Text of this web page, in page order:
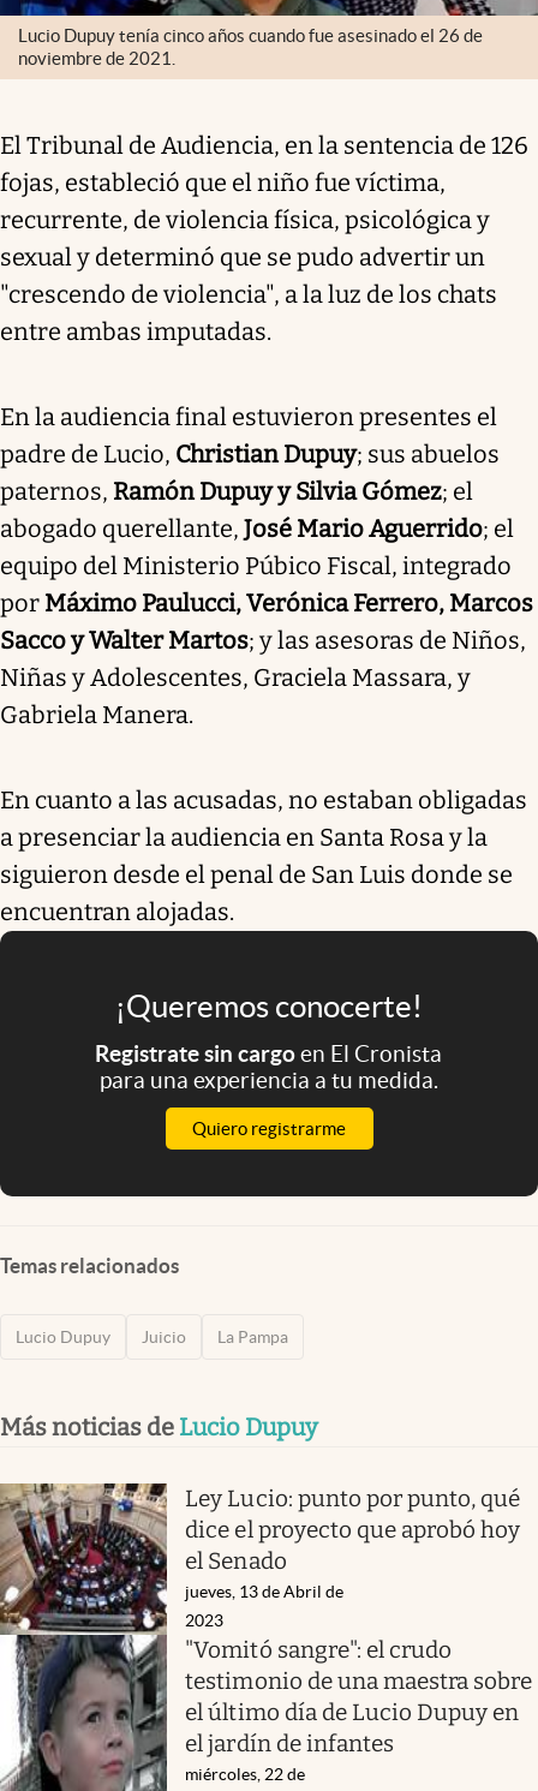
Lucio Dupuy tenía cinco años cuando fue asesinado el 26 de
noviembre de 2021.
El Tribunal de Audiencia, en la sentencia de 126
fojas, estableció que el niño fue víctima,
recurrente, de violencia física, psicológica y
sexual y determinó que se pudo advertir un
"crescendo de violencia", a la luz de los chats
entre ambas imputadas.
En la audiencia final estuvieron presentes el
padre de Lucio, Christian Dupuy; sus abuelos
paternos, Ramón Dupuy y Silvia Gómez; el
abogado querellante, José Mario Aguerrido; el
equipo del Ministerio Púbico Fiscal, integrado
por Máximo Paulucci, Verónica Ferrero, Marcos
Sacco y Walter Martos; y las asesoras de Niños,
Niñas y Adolescentes, Graciela Massara, y
Gabriela Manera.
En cuanto a las acusadas, no estaban obligadas
a presenciar la audiencia en Santa Rosa y la
siguieron desde el penal de San Luis donde se
encuentran alojadas.
¡Queremos conocerte!
Registrate sin cargoen El Cronista
para una experiencia a tu medida.
Quiero registrarme
Temas relacionados
Lucio Dupuy Juicio La Pampa
Más noticias de Lucio Dupuy
Ley Lucio: punto por punto, qué
dice el proyecto que aprobó hoy
el Senado
jueves, 13 de Abril de
2023
"Vomitó sangre": el crudo
testimonio de una maestra sobre
el último día de Lucio Dupuy en
el jardín de infantes
miércoles, 22 de